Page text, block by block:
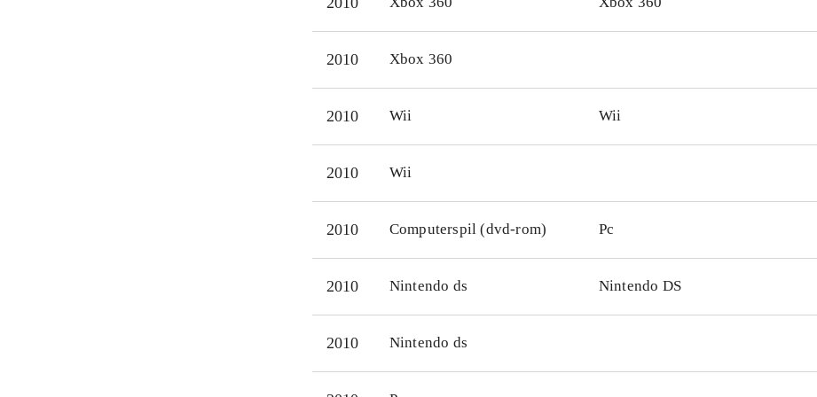
2010 Xbox 360
2010 Wii Wii
2010 Wii
2010 Computerspil (dvd-rom) Pc
2010 Nintendo ds Nintendo DS
2010 Nintendo ds